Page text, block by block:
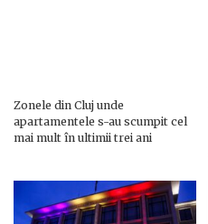
Zonele din Cluj unde
apartamentele s-au scumpit cel
mai mult în ultimii trei ani